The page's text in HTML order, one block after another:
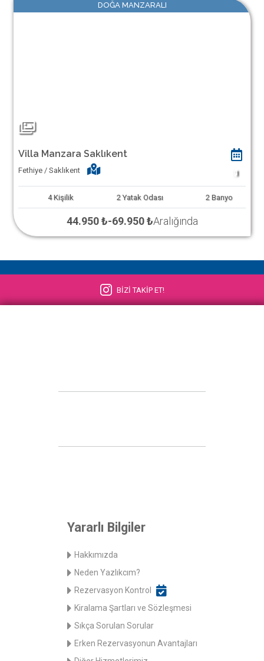
DOĞA MANZARALI
Villa Manzara Saklıkent
Fethiye / Saklıkent 1
4 Kişilik 2 Yatak Odası 2 Banyo
44.950 ₺-69.950 ₺Aralığında
BİZİ TAKİP ET!
Yararlı Bilgiler
Hakkımızda
Neden Yazlıkcım?
Rezervasyon Kontrol
Kiralama Şartları ve Sözleşmesi
Sıkça Sorulan Sorular
Erken Rezervasyonun Avantajları